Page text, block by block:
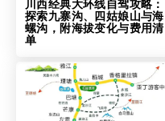
川西经典大环线自驾攻略：
探索九寨沟、四姑娘山与海
螺沟，附海拔变化与费用清
单